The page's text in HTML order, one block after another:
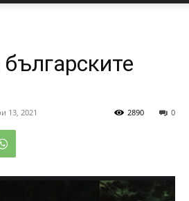
13, 2021 0
2890